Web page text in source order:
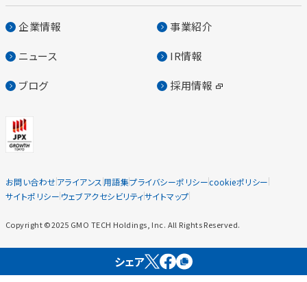
企業情報 事業紹介
ニュース IR情報
ブログ 採用情報
お問い合わせアライアンス 用語集プライバシーポリシーcookieポリシー
サイトポリシー ウェブアクセシビリティサイトマップ
Copyright ©2025 GMO TECH Holdings, Inc. All Rights Reserved.
シェア